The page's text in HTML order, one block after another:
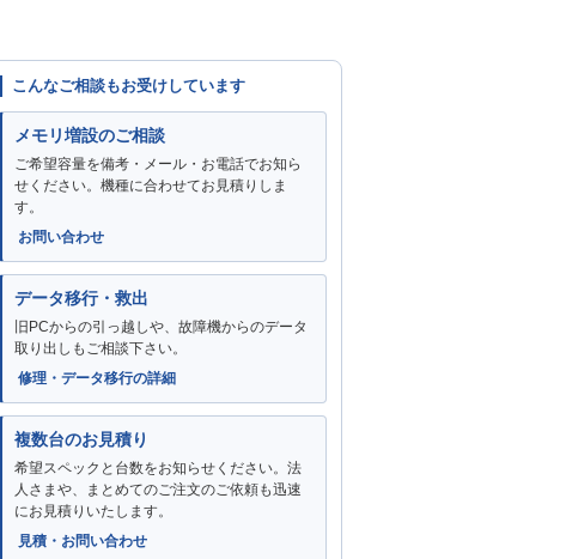
こんなご相談もお受けしています
メモリ増設のご相談
ご希望容量を備考・メール・お電話でお知ら
せください。機種に合わせてお見積りしま
す。
お問い合わせ
データ移行・救出
旧PCからの引っ越しや、故障機からのデータ
取り出しもご相談下さい。
修理・データ移行の詳細
複数台のお見積り
希望スペックと台数をお知らせください。法
人さまや、まとめてのご注文のご依頼も迅速
にお見積りいたします。
見積・お問い合わせ